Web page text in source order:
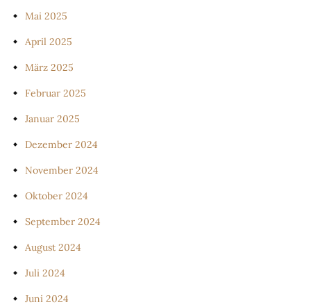
Mai 2025
April 2025
März 2025
Februar 2025
Januar 2025
Dezember 2024
November 2024
Oktober 2024
September 2024
August 2024
Juli 2024
Juni 2024